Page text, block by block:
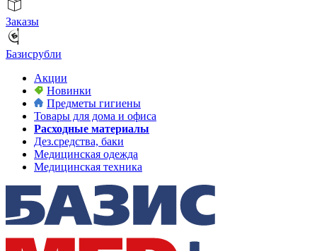
Заказы
Базисрубли
Акции
Новинки
Предметы гигиены
Товары для дома и офиса
Расходные материалы
Дез.средства, баки
Медицинская одежда
Медицинская техника